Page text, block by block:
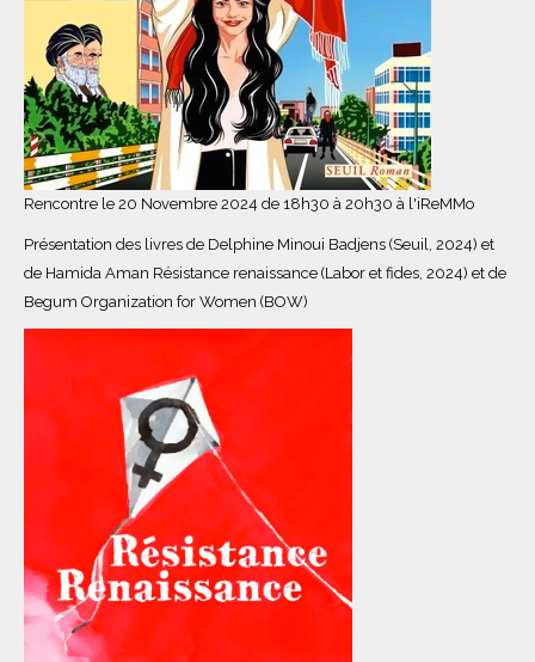
Rencontre le 20 Novembre 2024 de 18h30 à 20h30 à l'iReMMo
Présentation des livres de Delphine Minoui Badjens (Seuil, 2024) et
de Hamida Aman Résistance renaissance (Labor et fides, 2024) et de
Begum Organization for Women (BOW)